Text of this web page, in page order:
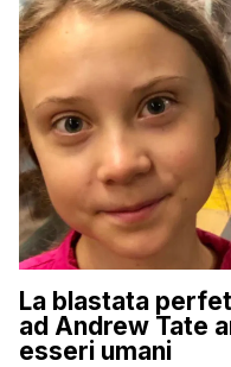
La blastata
ad Andrew Tate
esseri umani